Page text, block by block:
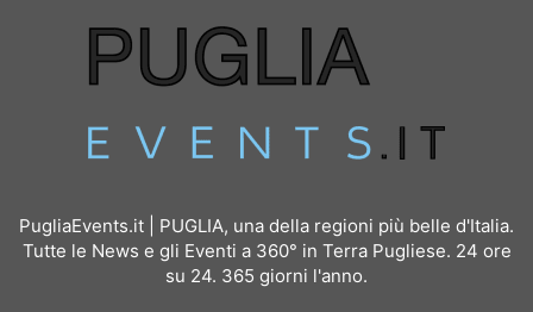
PugliaEvents.it | PUGLIA, una della regioni più belle d'Italia.
Tutte le News e gli Eventi a 360° in Terra Pugliese. 24 ore
su 24. 365 giorni l'anno.